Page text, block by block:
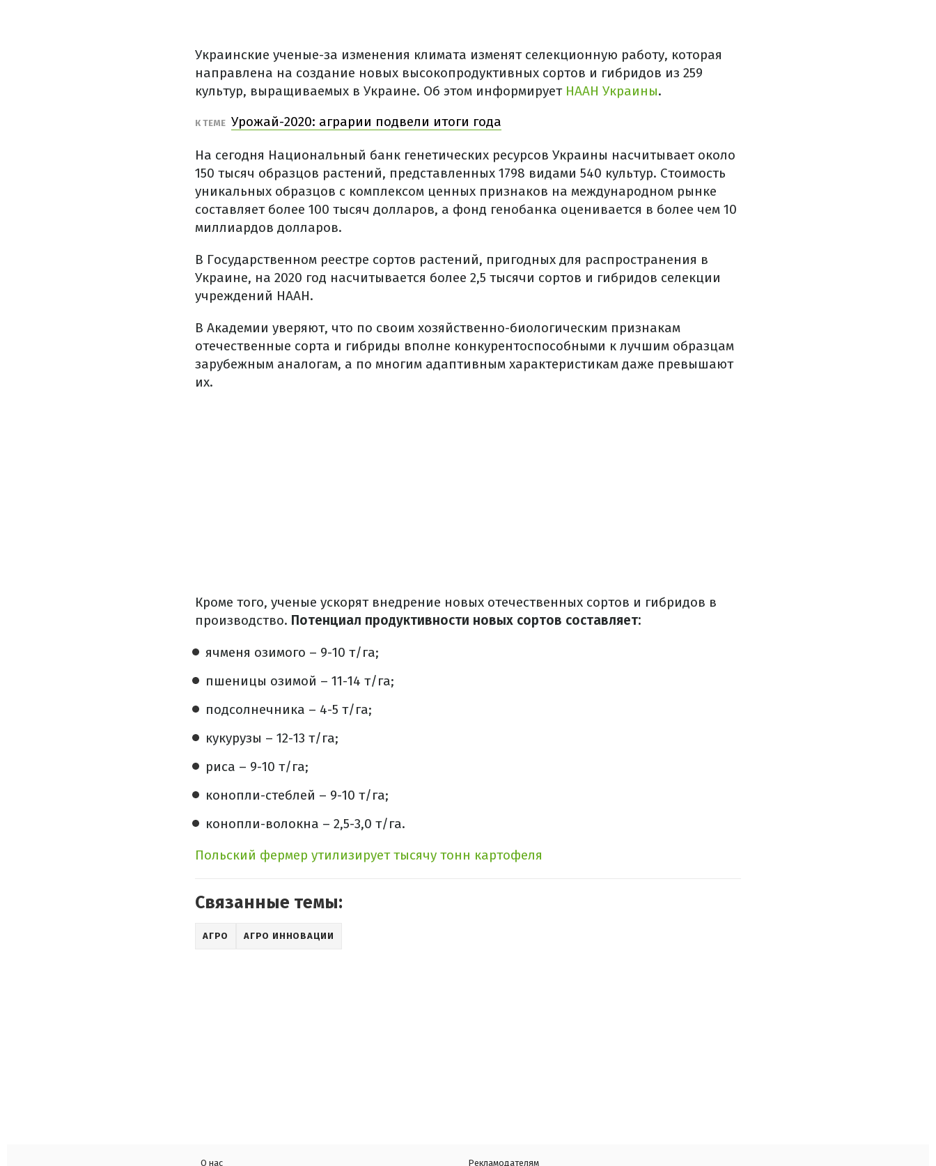
Украинские ученые-за изменения климата изменят селекционную работу, которая
направлена на создание новых высокопродуктивных сортов и гибридов из 259
культур, выращиваемых в Украине. Об этом информирует НААН Украины.
К ТЕМЕ Урожай-2020: аграрии подвели итоги года
На сегодня Национальный банк генетических ресурсов Украины насчитывает около
150 тысяч образцов растений, представленных 1798 видами 540 культур. Стоимость
уникальных образцов с комплексом ценных признаков на международном рынке
составляет более 100 тысяч долларов, а фонд генобанка оценивается в более чем 10
миллиардов долларов.
В Государственном реестре сортов растений, пригодных для распространения в
Украине, на 2020 год насчитывается более 2,5 тысячи сортов и гибридов селекции
учреждений НААН.
В Академии уверяют, что по своим хозяйственно-биологическим признакам
отечественные сорта и гибриды вполне конкурентоспособными к лучшим образцам
зарубежным аналогам, а по многим адаптивным характеристикам даже превышают
их.
Кроме того, ученые ускорят внедрение новых отечественных сортов и гибридов в
производство. Потенциал продуктивности новых сортов составляет:
ячменя озимого – 9-10 т/га;
пшеницы озимой – 11-14 т/га;
подсолнечника – 4-5 т/га;
кукурузы – 12-13 т/га;
риса – 9-10 т/га;
конопли-стеблей – 9-10 т/га;
конопли-волокна – 2,5-3,0 т/га.
Польский фермер утилизирует тысячу тонн картофеля
Связанные темы:
АГРО АГРО ИННОВАЦИИ
О нас Рекламодателям